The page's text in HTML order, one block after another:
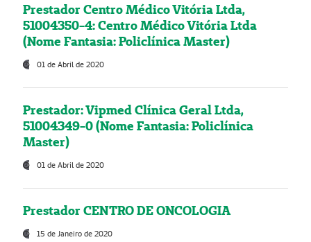
Prestador Centro Médico Vitória Ltda,
51004350-4: Centro Médico Vitória Ltda
(Nome Fantasia: Policlínica Master)
01 de Abril de 2020
Prestador: Vipmed Clínica Geral Ltda,
51004349-0 (Nome Fantasia: Policlínica
Master)
01 de Abril de 2020
Prestador CENTRO DE ONCOLOGIA
15 de Janeiro de 2020